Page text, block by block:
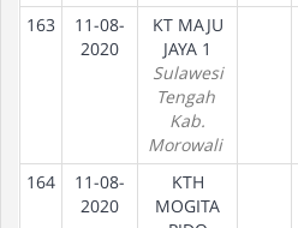
163
11-08-
2020
KT MAJU
JAYA 1
Sulawesi
Tengah
Kab.
Morowali
164
11-08-
2020
KTH
MOGITA